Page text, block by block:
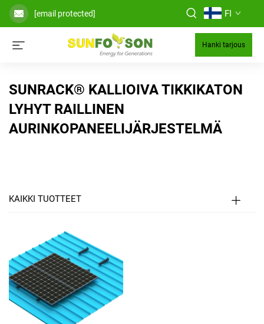
[email protected] FI
Hanki tarjous
SUNRACK® KALLIOIVA TIKKIKATON
LYHYT RAILLINEN
AURINKOPANEELIJÄRJESTELMÄ
KAIKKI TUOTTEET